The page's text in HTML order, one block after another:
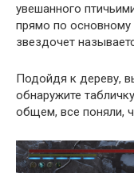
увешанного
прямо по основному
звездочет
Подойдя к дереву,
обнаружите
общем, все поняли,